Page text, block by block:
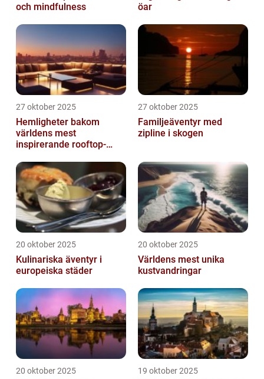
och mindfulness
öar
27 oktober 2025
Hemligheter bakom
världens mest
inspirerande rooftop-
27 oktober 2025
Familjeäventyr med
zipline i skogen
20 oktober 2025
Kulinariska äventyr i
europeiska städer
20 oktober 2025
Världens mest unika
kustvandringar
20 oktober 2025 19 oktober 2025